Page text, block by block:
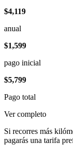
$4,119
anual
$1,599
pago inicial
$5,799
Pago total
Ver completo
Si recorres más
pagarás una tarifa